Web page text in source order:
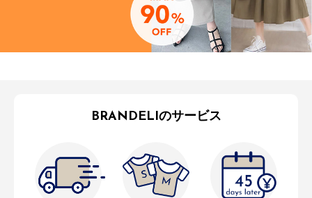
BRANDELIのサービス